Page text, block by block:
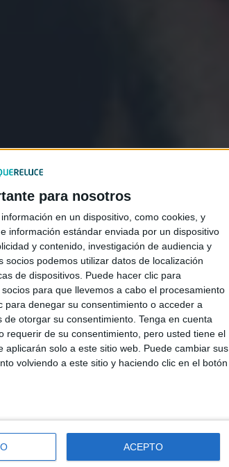
para nosotros
en un dispositivo, como cookies, y
información estándar enviada por un dispositivo
y contenido, investigación de audiencia y
podemos utilizar datos de localización
de dispositivos. Puede hacer clic para
para que llevemos a cabo el procesamiento
denegar su consentimiento o acceder a
de otorgar su consentimiento. Tenga en cuenta
requerir de su consentimiento, pero usted tiene el
solo a este sitio web. Puede cambiar sus
volviendo a este sitio y haciendo clic en el botón
ACEPTO